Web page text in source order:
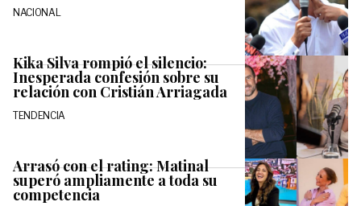
NACIONAL
Kika Silva rompió el silencio:
Inesperada confesión sobre su
relación con Cristián Arriagada
TENDENCIA
Arrasó con el rating: Matinal
superó ampliamente a toda su
competencia